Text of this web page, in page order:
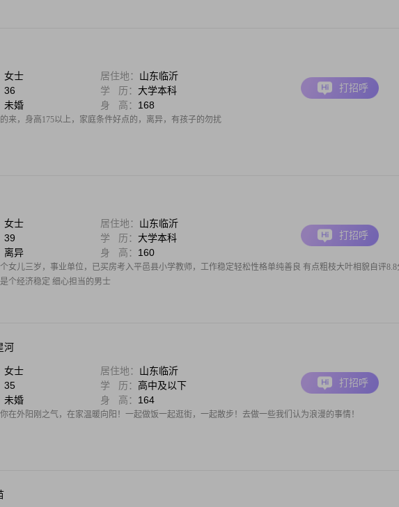
女士 居住地： 山东临沂
36 学 历： 大学本科
未婚 身 高： 168
来，身高175以上，家庭条件好点的，离异，有孩子的勿扰
打招呼
女士 居住地： 山东临沂
39 学 历： 大学本科
离异 身 高： 160
女儿三岁，事业单位，已买房考入平邑县小学教师，工作稳定轻松性格单纯善良 有点粗枝大叶相貌自评8.8
个经济稳定 细心担当的男士
打招呼
河
女士 居住地： 山东临沂
35 学 历： 高中及以下
未婚 身 高： 164
在外阳刚之气，在家温暖向阳！一起做饭一起逛街，一起散步！去做一些我们认为浪漫的事情！
打招呼